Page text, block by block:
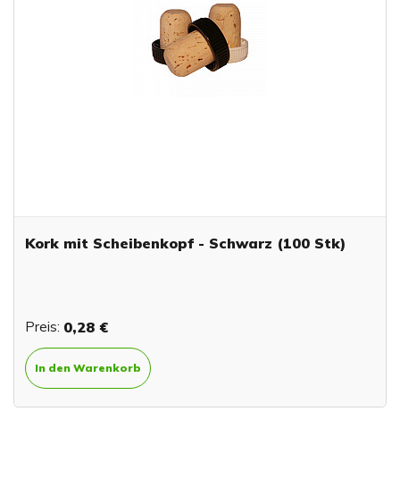
Kork mit Scheibenkopf - Schwarz (100 Stk)
Preis: 0,28 €
In den Warenkorb